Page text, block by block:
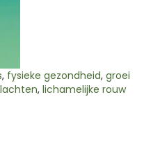
, fysieke gezondheid, groei
, lichamelijke rouw